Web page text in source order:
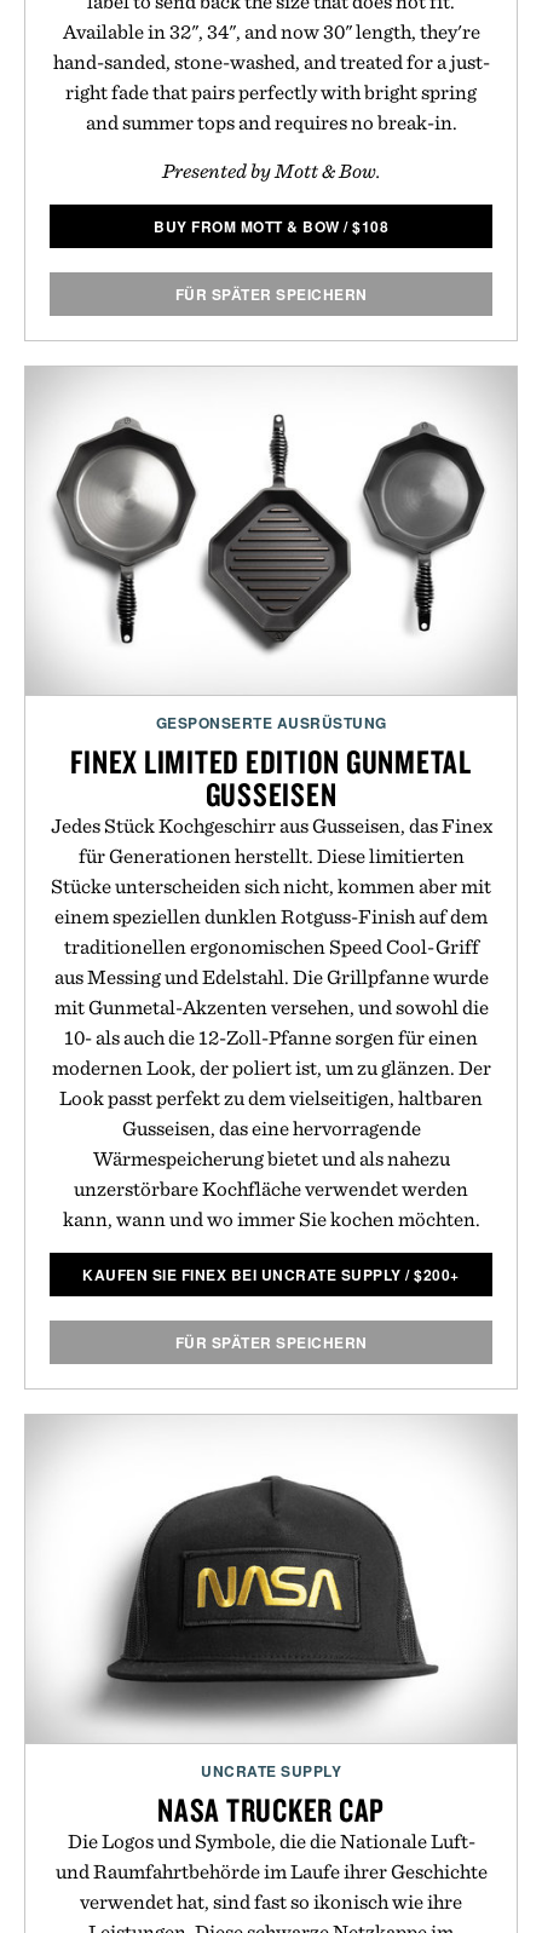
Available in 32", 34", and now 30" length, they're
hand-sanded, stone-washed, and treated for a just-
right fade that pairs perfectly with bright spring
and summer tops and requires no break-in.
Presented by Mott & Bow.
BUY FROM MOTT & BOW /$108
FÜR SPÄTER SPEICHERN
GESPONSERTE AUSRÜSTUNG
FINEX LIMITED EDITION GUNMETAL
GUSSEISEN
Jedes Stück Kochgeschirr aus Gusseisen, das Finex
für Generationen herstellt. Diese limitierten
Stücke unterscheiden sich nicht, kommen aber mit
einem speziellen dunklen Rotguss-Finish auf dem
traditionellen ergonomischen Speed Cool-Griff
aus Messing und Edelstahl. Die Grillpfanne wurde
mit Gunmetal-Akzenten versehen, und sowohl die
10- als auch die 12-Zoll-Pfanne sorgen für einen
modernen Look, der poliert ist, um zu glänzen. Der
Look passt perfekt zu dem vielseitigen, haltbaren
Gusseisen, das eine hervorragende
Wärmespeicherung bietet und als nahezu
unzerstörbare Kochfläche verwendet werden
kann, wann und wo immer Sie kochen möchten.
KAUFEN SIE FINEX BEI UNCRATE SUPPLY /$200+
FÜR SPÄTER SPEICHERN
UNCRATE SUPPLY
NASA TRUCKER CAP
Die Logos und Symbole, die die Nationale Luft-
und Raumfahrtbehörde im Laufe ihrer Geschichte
verwendet hat, sind fast so ikonisch wie ihre